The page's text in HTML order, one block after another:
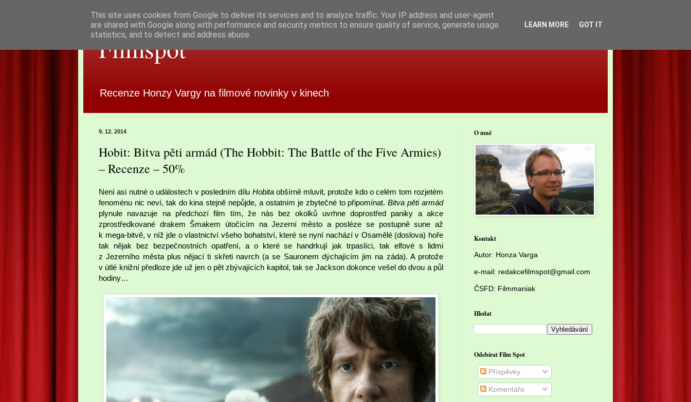
Filmspot
Recenze Honzy Vargy na filmové novinky v kinech
9. 12. 2014
Hobit: Bitva pěti armád (The Hobbit: The Battle of the Five Armies)
– Recenze – 50%
Není asi nutné o událostech v posledním dílu Hobitaobšírně mluvit, protože kdo o celém tom rozjetém
fenoménu nic neví, tak do kina stejně nepůjde, a ostatním je zbytečné to připomínat.Bitva pěti armád
plynule navazuje na předchozí film tím, že nás bez okolků uvrhne doprostřed paniky a akce
zprostředkované drakem Šmakem útočícím na Jezerní město a posléze se postupně sune až
k mega-bitvě, v níž jde o vlastnictví všeho bohatství, které se nyní nachází v Osamělé (doslova) hoře
tak nějak bez bezpečnostních opatření, a o které se handrkují jak trpaslíci, tak elfové s lidmi
z Jezerního města plus nějací ti skřeti navrch (a se Sauronem dýchajícím jim na záda). A protože
v útlé knižní předloze jde už jen o pět zbývajících kapitol, tak se Jackson dokonce vešel do dvou a půl
hodiny…
O mně
Kontakt
Autor: Honza Varga
e-mail: redakcefilmspot@gmail.com
ČSFD: Filmmaniak
Hledat
Odebírat Film Spot
Příspěvky
Komentáře
This site uses cookies from Google to deliver its services and to analyze traffic. Your IP address and user-agent
are shared with Google along with performance and security metrics to ensure quality of service, generate usage
statistics, and to detect and address abuse.
LEARN MORE GOT IT